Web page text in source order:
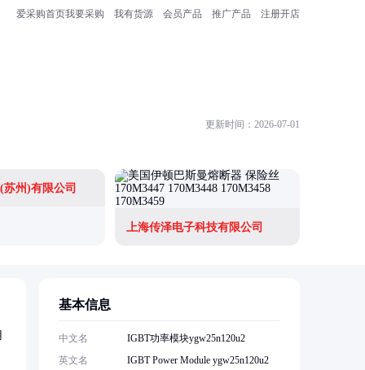
爱采购首页我要采购 我有货源 会员产品 推广产品 注册开店
更新时间：2026-07-01
州)有限公司
上海传泽电子科技有限公司
基本信息
中文名
IGBT功率模块ygw25n120u2
英文名
IGBT Power Module ygw25n120u2